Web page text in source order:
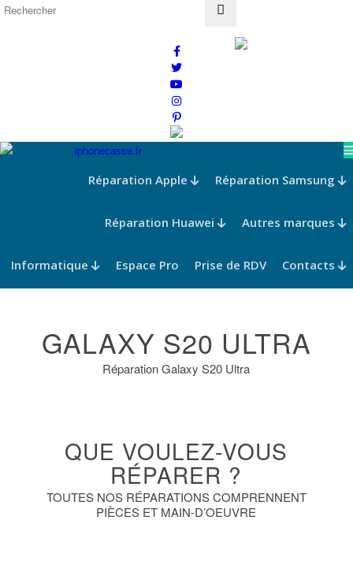
Réparation Apple Réparation Samsung
Réparation Huawei Autres marques
Informatique Espace Pro Prise de RDV Contacts
GALAXY S20 ULTRA
Réparation Galaxy S20 Ultra
QUE VOULEZ-VOUS
RÉPARER ?
TOUTES NOS RÉPARATIONS COMPRENNENT
PIÈCES ET MAIN-D’OEUVRE